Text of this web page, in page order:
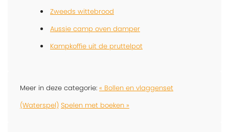
Zweeds wittebrood
Aussie camp oven damper
Kampkoffie uit de pruttelpot
Meer in deze categorie: « Bollen en vlaggenset
(Waterspel) Spelen met boeken »